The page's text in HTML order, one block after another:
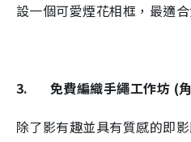
設一個可愛煙花相框，最適
3.
免費編織手繩工作坊 (
除了影有趣並具有質感的即